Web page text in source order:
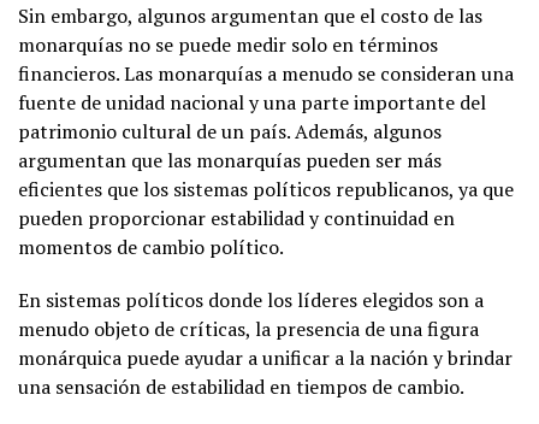
Sin embargo, algunos argumentan que el costo de las
monarquías no se puede medir solo en términos
financieros. Las monarquías a menudo se consideran una
fuente de unidad nacional y una parte importante del
patrimonio cultural de un país. Además, algunos
argumentan que las monarquías pueden ser más
eficientes que los sistemas políticos republicanos, ya que
pueden proporcionar estabilidad y continuidad en
momentos de cambio político.
En sistemas políticos donde los líderes elegidos son a
menudo objeto de críticas, la presencia de una figura
monárquica puede ayudar a unificar a la nación y brindar
una sensación de estabilidad en tiempos de cambio.